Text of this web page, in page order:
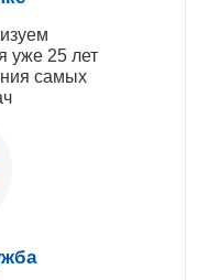
уже 25 лет
самых